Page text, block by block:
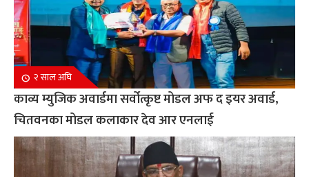
२ साल अघि
काव्य म्युजिक अवार्डमा सर्वोत्कृष्ट मोडल अफ द इयर अवार्ड,
चितवनका मोडल कलाकार देव आर एनलाई